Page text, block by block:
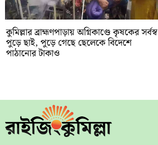
কুমিল্লার ব্রাহ্মণপাড়ায় অগ্নিকাণ্ডে কৃষকের সর্বস্ব
পুড়ে ছাই, পুড়ে গেছে ছেলেকে বিদেশে
পাঠানোর টাকাও